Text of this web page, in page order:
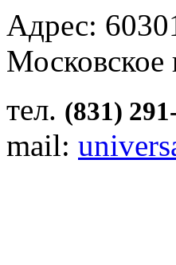
Адрес:
тел. (831)
mail: